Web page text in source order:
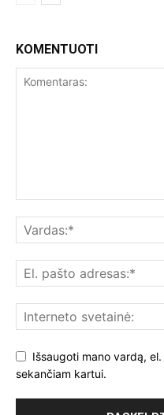
KOMENTUOTI
Išsaugoti mano vardą,
sekančiam kartui.